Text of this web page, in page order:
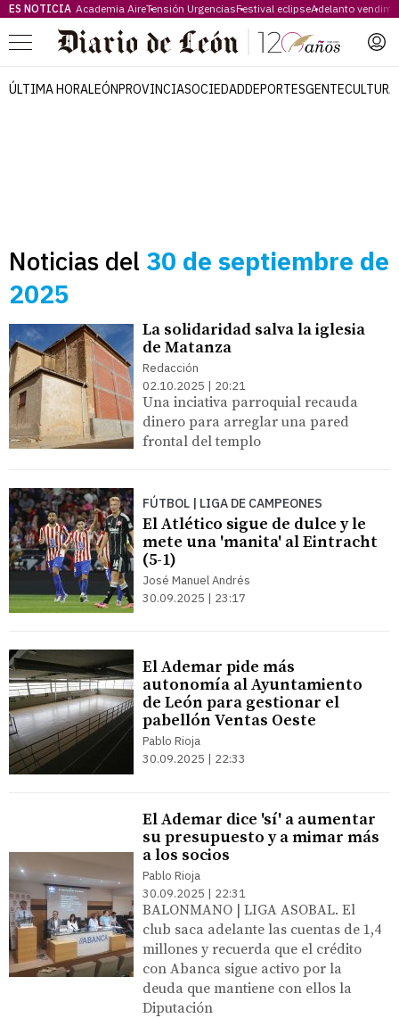
ES NOTICIA Academia AireTensión UrgenciasFestival eclipseAdelanto
Menú
ÚLTIMA HORALEÓNPROVINCIASOCIEDADDEPORTESGENTECULTURA
Noticias del 30 de septiembre de
2025
La solidaridad salva la iglesia
de Matanza
Redacción
02.10.2025 | 20:21
Una inciativa parroquial recauda
dinero para arreglar una pared
frontal del templo
FÚTBOL | LIGA DE CAMPEONES
El Atlético sigue de dulce y le
mete una 'manita' al Eintracht
(5-1)
José Manuel Andrés
30.09.2025 | 23:17
El Ademar pide más
autonomía al Ayuntamiento
de León para gestionar el
pabellón Ventas Oeste
Pablo Rioja
30.09.2025 | 22:33
El Ademar dice 'sí' a aumentar
su presupuesto y a mimar más
a los socios
Pablo Rioja
30.09.2025 | 22:31
BALONMANO | LIGA ASOBAL. El
club saca adelante las cuentas de 1,4
millones y recuerda que el crédito
con Abanca sigue activo por la
deuda que mantiene con ellos la
Diputación